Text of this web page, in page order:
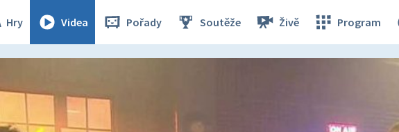
Hry Videa Pořady Soutěže Živě Program